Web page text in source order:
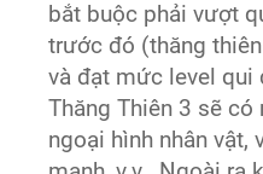
bắt buộc phải vượt
trước đó (thăng
và đạt mức level qui
Thăng Thiên 3 sẽ
ngoại hình nhân vật,